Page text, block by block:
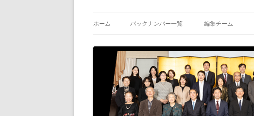
ホーム バックナンバー一覧 編集チーム